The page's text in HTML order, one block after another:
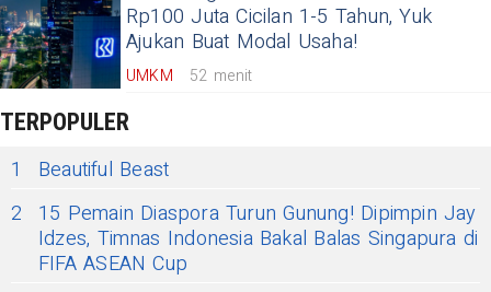
Rp100 Juta Cicilan 1-5 Tahun, Yuk
Ajukan Buat Modal Usaha!
UMKM 52 menit
TERPOPULER
1
Beautiful Beast
2
15 Pemain Diaspora Turun Gunung! Dipimpin Jay
Idzes, Timnas Indonesia Bakal Balas Singapura di
FIFA ASEAN Cup